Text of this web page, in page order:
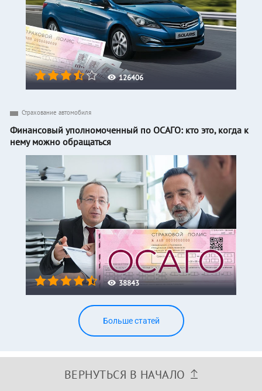
126406
38843
Страхование автомобиля
Финансовый уполномоченный по ОСАГО: кто это, когда к
нему можно обращаться
Больше статей
ВЕРНУТЬСЯ В НАЧАЛО